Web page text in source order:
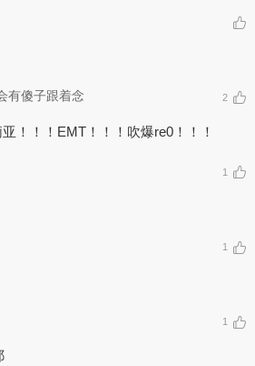
有傻子跟着念 2
！！！EMT！！！吹爆re0！！！
1
1
1